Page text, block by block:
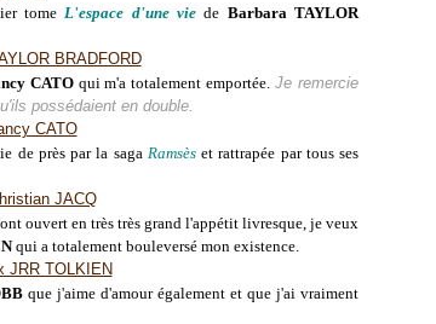
tomeL'espace d'une vie de Barbara TAYLOR
CATOqui m'a totalement emportée.Je remercie
possédaient en double.
de près par la saga Ramsèset rattrapée par tous ses
ouvert en très très grand l'appétit livresque, je veux
qui a totalement bouleversé mon existence.
que j'aime d'amour également et que j'ai vraiment